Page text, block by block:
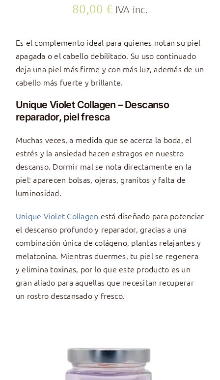
80,00 € IVA inc.
Es el complemento ideal para quienes notan su piel
apagada o el cabello debilitado. Su uso continuado
deja una piel más firme y con más luz, además de un
cabello más fuerte y brillante.
Unique Violet Collagen – Descanso
reparador, piel fresca
Muchas veces, a medida que se acerca la boda, el
estrés y la ansiedad hacen estragos en nuestro
descanso. Dormir mal se nota directamente en la
piel: aparecen bolsas, ojeras, granitos y falta de
luminosidad.
Unique Violet Collagen está diseñado para potenciar
el descanso profundo y reparador, gracias a una
combinación única de colágeno, plantas relajantes y
melatonina. Mientras duermes, tu piel se regenera
y elimina toxinas, por lo que este producto es un
gran aliado para aquellas que necesitan recuperar
un rostro descansado y fresco.